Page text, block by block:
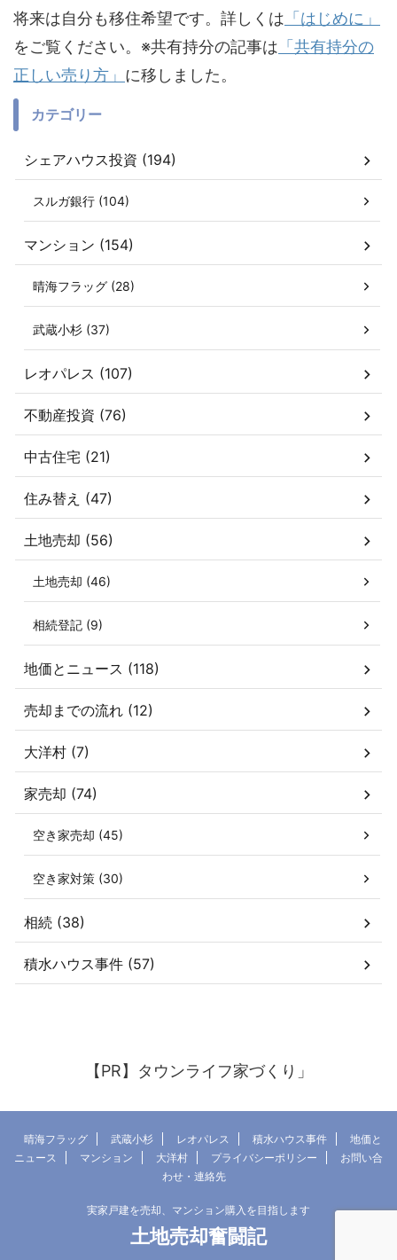
将来は自分も移住希望です。詳しくは 「はじめに」
をご覧ください。※共有持分の記事は 「共有持分の
正しい売り方」 に移しました。
カテゴリー
シェアハウス投資 (194)
スルガ銀行 (104)
マンション (154)
晴海フラッグ (28)
武蔵小杉 (37)
レオパレス (107)
不動産投資 (76)
中古住宅 (21)
住み替え (47)
土地売却 (56)
土地売却 (46)
相続登記 (9)
地価とニュース (118)
売却までの流れ (12)
大洋村 (7)
家売却 (74)
空き家売却 (45)
空き家対策 (30)
相続 (38)
積水ハウス事件 (57)
【PR】タウンライフ家づくり」
晴海フラッグ 武蔵小杉 レオパレス 積水ハウス事件
地価と
ニュース
マンション 大洋村 プライバシーポリシー
お問い合
わせ・連絡先
実家戸建を売却、マンション購入を目指します
土地売却奮闘記